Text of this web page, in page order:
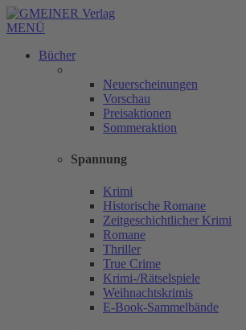
MENÜ
Bücher
Neuerscheinungen
Vorschau
Preisaktionen
Sommeraktion
Spannung
Krimi
Historische Romane
Zeitgeschichtlicher Krimi
Romane
Thriller
True Crime
Krimi-/Rätselspiele
Weihnachtskrimis
E-Book-Sammelbände